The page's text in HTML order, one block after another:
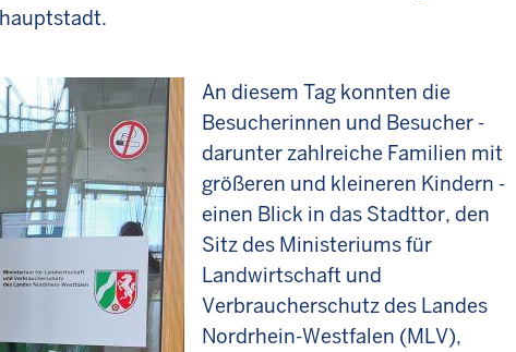
An diesem Tag konnten die
Besucherinnen und Besucher -
darunter zahlreiche Familien mit
größeren und kleineren Kindern -
einen Blick in das Stadttor, den
Sitz des Ministeriums für
Landwirtschaft und
Verbraucherschutz des Landes
Nordrhein-Westfalen (MLV),